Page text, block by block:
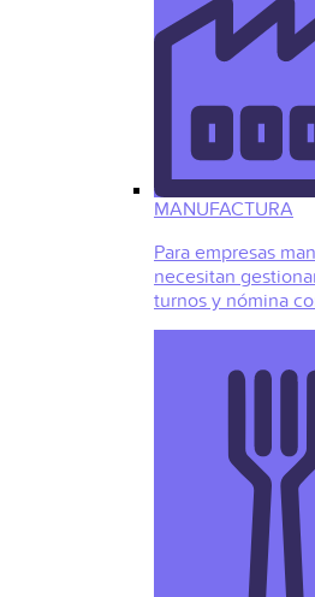
MANUFACTURA
Para empresas
necesitan
turnos y nómina